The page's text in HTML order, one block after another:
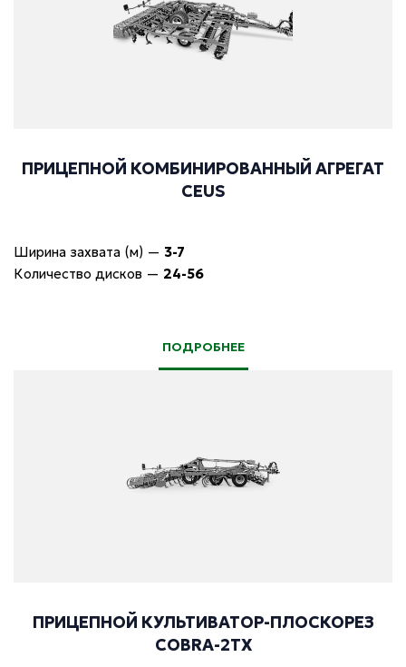
ПРИЦЕПНОЙ КОМБИНИРОВАННЫЙ АГРЕГАТ
CEUS
Ширина захвата (м) — 3-7
Количество дисков — 24-56
ПОДРОБНЕЕ
ПРИЦЕПНОЙ КУЛЬТИВАТОР-ПЛОСКОРЕЗ
COBRA-2TX